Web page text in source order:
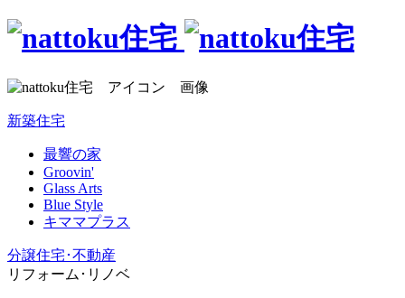
新築住宅
最響の家
Groovin'
Glass Arts
Blue Style
キママプラス
分譲住宅･不動産
リフォーム･リノベ